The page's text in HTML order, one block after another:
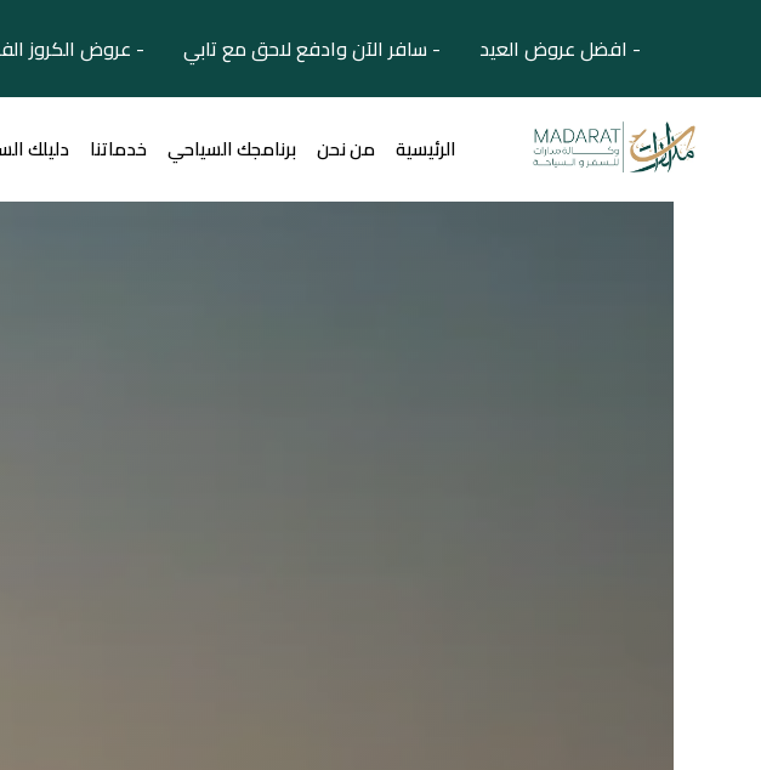
- افضل عروض العيد - سافر الآن وادفع لاحق مع تابي - عروض الكروز
الرئيسية من نحن برنامجك السياحي خدماتنا دليلك